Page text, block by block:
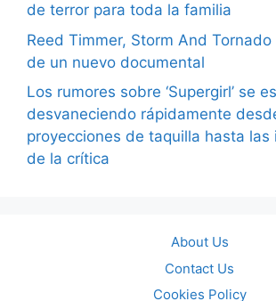
de terror para toda la familia
Reed Timmer, Storm And Tornado
de un nuevo documental
Los rumores sobre ‘Supergirl’ se
desvaneciendo rápidamente
proyecciones de taquilla hasta las
de la crítica
About Us
Contact Us
Cookies Policy